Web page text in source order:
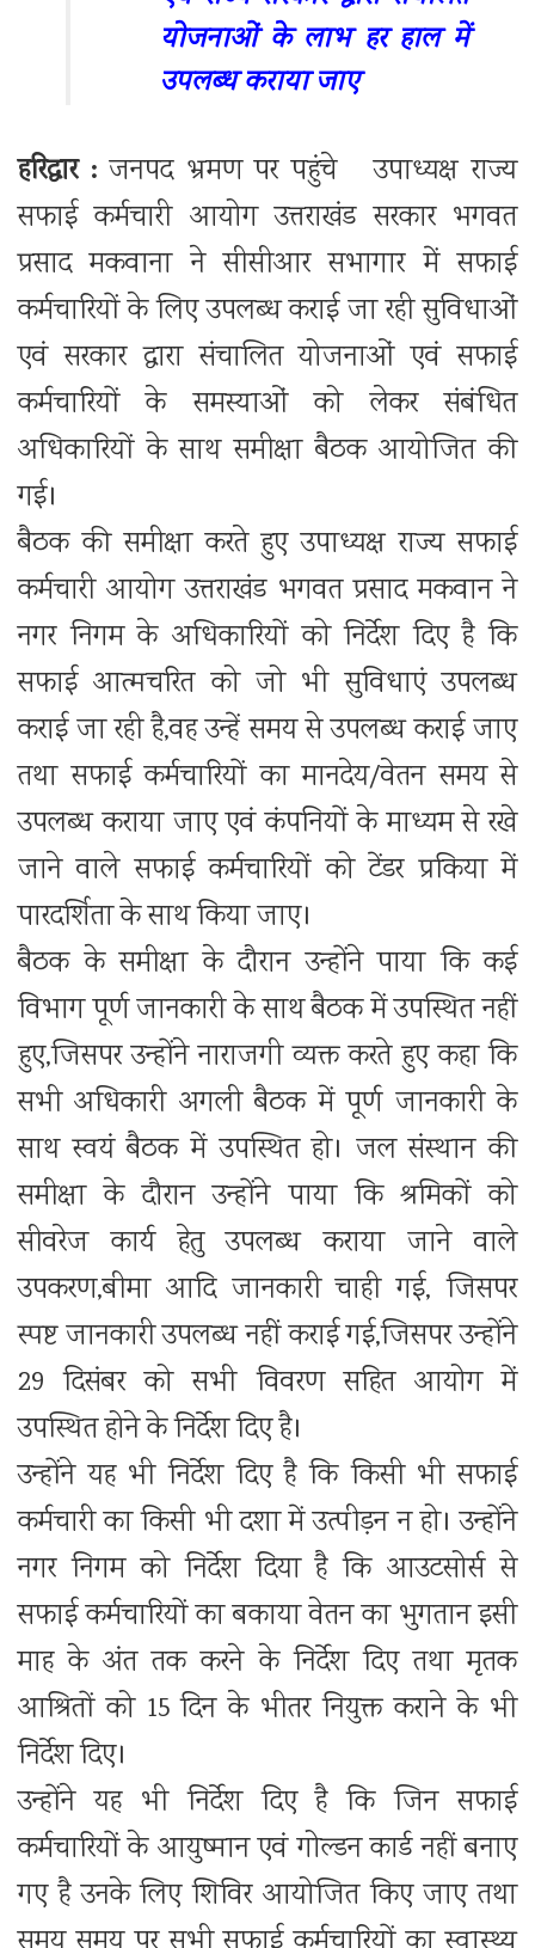
योजनाओं के लाभ हर हाल में
उपलब्ध कराया जाए
हरिद्वार :जनपद भ्रमण पर पहुंचे उपाध्यक्ष राज्य
सफाई कर्मचारी आयोग उत्तराखंड सरकार भगवत
प्रसाद मकवाना ने सीसीआर सभागार में सफाई
कर्मचारियों के लिए उपलब्ध कराई जा रही सुविधाओं
एवं सरकार द्वारा संचालित योजनाओं एवं सफाई
कर्मचारियों के समस्याओं को लेकर संबंधित
अधिकारियों के साथ समीक्षा बैठक आयोजित की
गई।
बैठक की समीक्षा करते हुए उपाध्यक्ष राज्य सफाई
कर्मचारी आयोग उत्तराखंड भगवत प्रसाद मकवान ने
नगर निगम के अधिकारियों को निर्देश दिए है कि
सफाई आत्मचरित को जो भी सुविधाएं उपलब्ध
कराई जा रही है,वह उन्हें समय से उपलब्ध कराई जाए
तथा सफाई कर्मचारियों का मानदेय/वेतन समय से
उपलब्ध कराया जाए एवं कंपनियों के माध्यम से रखे
जाने वाले सफाई कर्मचारियों को टेंडर प्रकिया में
पारदर्शिता के साथ किया जाए।
बैठक के समीक्षा के दौरान उन्होंने पाया कि कई
विभाग पूर्ण जानकारी के साथ बैठक में उपस्थित नहीं
हुए,जिसपर उन्होंने नाराजगी व्यक्त करते हुए कहा कि
सभी अधिकारी अगली बैठक में पूर्ण जानकारी के
साथ स्वयं बैठक में उपस्थित हो। जल संस्थान की
समीक्षा के दौरान उन्होंने पाया कि श्रमिकों को
सीवरेज कार्य हेतु उपलब्ध कराया जाने वाले
उपकरण,बीमा आदि जानकारी चाही गई, जिसपर
स्पष्ट जानकारी उपलब्ध नहीं कराई गई,जिसपर उन्होंने
29 दिसंबर को सभी विवरण सहित आयोग में
उपस्थित होने के निर्देश दिए है।
उन्होंने यह भी निर्देश दिए है कि किसी भी सफाई
कर्मचारी का किसी भी दशा में उत्पीड़न न हो। उन्होंने
नगर निगम को निर्देश दिया है कि आउटसोर्स से
सफाई कर्मचारियों का बकाया वेतन का भुगतान इसी
माह के अंत तक करने के निर्देश दिए तथा मृतक
आश्रितों को 15 दिन के भीतर नियुक्त कराने के भी
निर्देश दिए।
उन्होंने यह भी निर्देश दिए है कि जिन सफाई
कर्मचारियों के आयुष्मान एवं गोल्डन कार्ड नहीं बनाए
गए है उनके लिए शिविर आयोजित किए जाए तथा